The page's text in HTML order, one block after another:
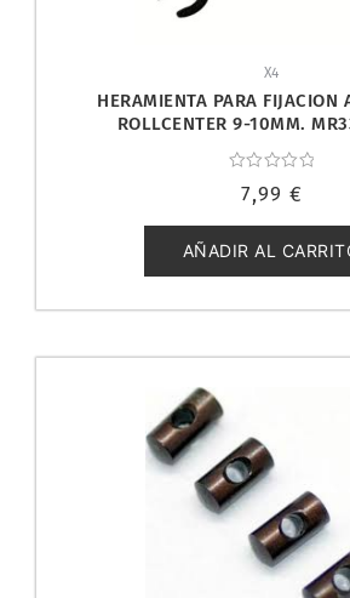
X4
HERAMIENTA PARA FIJACION
ROLLCENTER 9-10MM.
con
de
5
7,99 €
AÑADIR AL